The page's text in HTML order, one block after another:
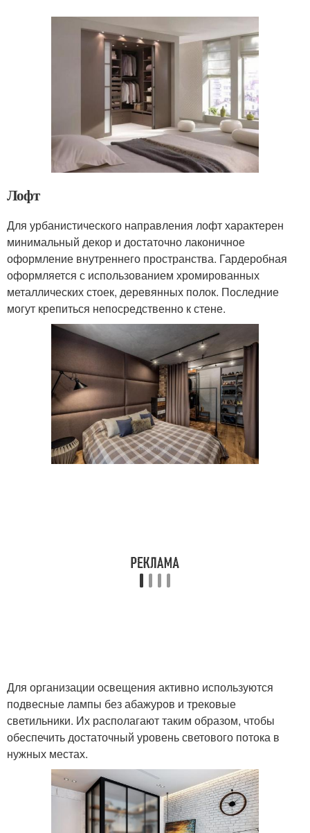
Лофт
Для урбанистического направления лофт характерен
минимальный декор и достаточно лаконичное
оформление внутреннего пространства. Гардеробная
оформляется с использованием хромированных
металлических стоек, деревянных полок. Последние
могут крепиться непосредственно к стене.
Для организации освещения активно используются
подвесные лампы без абажуров и трековые
светильники. Их располагают таким образом, чтобы
обеспечить достаточный уровень светового потока в
нужных местах.